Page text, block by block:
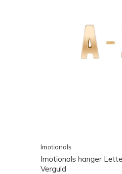
Imotionals
Imotionals hanger
Verguld